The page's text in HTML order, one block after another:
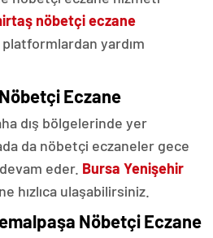
nöbetçi eczane
yardım
Eczane
dış bölgelerinde yer
da nöbetçi eczaneler gece
eder. Bursa Yenişehir
hızlıca ulaşabilirsiniz.
Nöbetçi Eczane